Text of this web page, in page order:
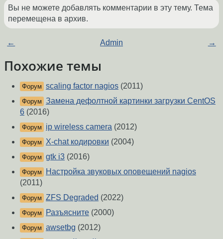
Вы не можете добавлять комментарии в эту тему. Тема
перемещена в архив.
← Admin →
Похожие темы
Форум scaling factor nagios (2011)
Форум Замена дефолтной картинки загрузки CentOS
6 (2016)
Форум ip wireless camera (2012)
Форум X-chat кодировки (2004)
Форум gtk i3 (2016)
Форум
Настройка звуковых оповещений nagios
(2011)
Форум ZFS Degraded (2022)
Форум Разъясните (2000)
Форум awsetbg (2012)